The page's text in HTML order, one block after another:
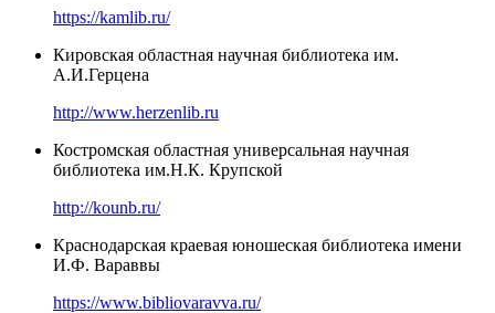
https://kamlib.ru/
Кировская областная научная библиотека им.
А.И.Герцена
http://www.herzenlib.ru
Костромская областная универсальная научная
библиотека им.Н.К. Крупской
http://kounb.ru/
Краснодарская краевая юношеская библиотека имени
И.Ф. Вараввы
https://www.bibliovaravva.ru/